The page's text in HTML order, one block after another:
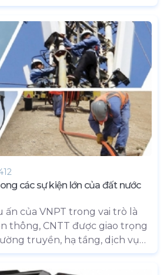
được vinh danh trong Bảng xếp
500 doanh nghiệp lớn nhất
các sự kiện lớn của đất nước
ấn của VNPT trong vai trò là
thông, CNTT được giao trọng
truyền, hạ tầng, dịch vụ
quan trọng của đất nước,
Trung ương và địa phương lựa